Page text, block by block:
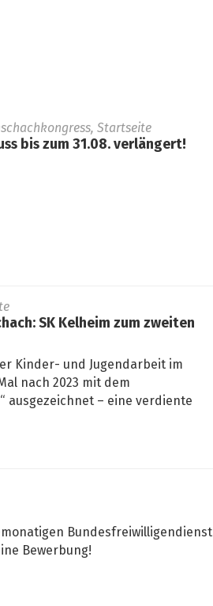
Startseite
bis zum 31.08. verlängert!
SK Kelheim zum zweiten
Kinder- und Jugendarbeit im
nach 2023 mit dem
ausgezeichnet – eine verdiente
monatigen Bundesfreiwilligendienst
Bewerbung!